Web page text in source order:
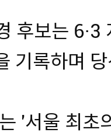
후보는 6·3
기록하며
'서울 최초